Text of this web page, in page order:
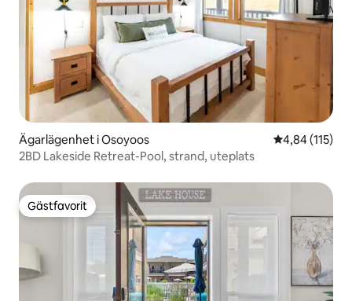
Ägarlägenhet i Osoyoos 4,84 av 5 i
4,84 (115)
2BD Lakeside Retreat-Pool, strand, uteplats
Gästfavorit
Gästfavorit